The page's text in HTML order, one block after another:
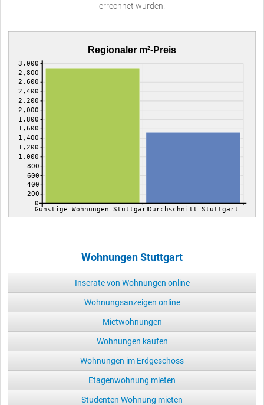
errechnet wurden.
Regionaler m²-Preis
0
200
400
600
800
1,000
1,200
1,400
1,600
1,800
2,000
2,200
2,400
2,600
2,800
3,000
Günstige Wohnungen StuttgartDurchschnitt Stuttgart
Wohnungen Stuttgart
Inserate von Wohnungen online
Wohnungsanzeigen online
Mietwohnungen
Wohnungen kaufen
Wohnungen im Erdgeschoss
Etagenwohnung mieten
Studenten Wohnung mieten